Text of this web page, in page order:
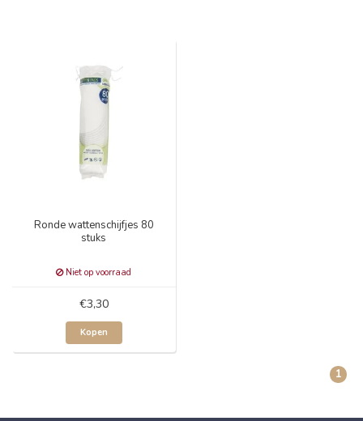
Ronde wattenschijfjes 80
stuks
Niet op voorraad
€3,30
Kopen
1